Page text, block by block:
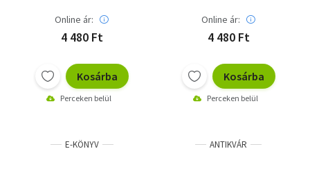
Online ár:
4 480 Ft
Kosárba
Perceken belül
Online ár:
4 480 Ft
Kosárba
Perceken belül
E-KÖNYV ANTIKVÁR